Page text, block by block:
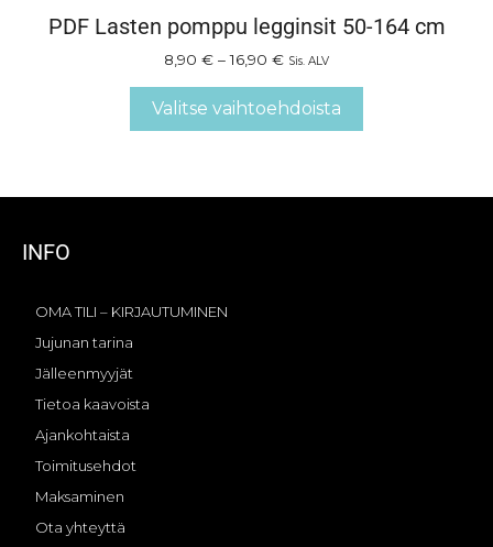
PDF Lasten pomppu legginsit 50-164 cm
8,90 € – 16,90 € Sis. ALV
Valitse vaihtoehdoista
INFO
OMA TILI – KIRJAUTUMINEN
Jujunan tarina
Jälleenmyyjät
Tietoa kaavoista
Ajankohtaista
Toimitusehdot
Maksaminen
Ota yhteyttä